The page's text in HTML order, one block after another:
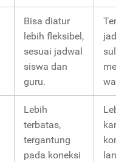
Bisa diatur
lebih fleksibel,
sesuai jadwal
siswa dan
guru.
Lebih
terbatas,
tergantung
pada koneksi